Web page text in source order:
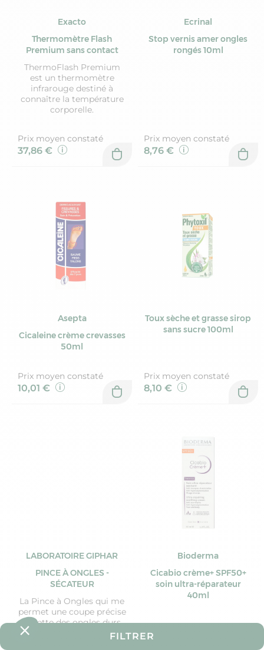
FILTRER
Exacto
Thermomètre Flash
Premium sans contact
ThermoFlash Premium
est un thermomètre
infrarouge destiné à
connaître la température
corporelle.
Prix moyen constaté
37,86 €
Ecrinal
Stop vernis amer ongles
rongés 10ml
Prix moyen constaté
8,76 €
Asepta
Cicaleine crème crevasses
50ml
Prix moyen constaté
10,01 €
Toux sèche et grasse sirop
sans sucre 100ml
Prix moyen constaté
8,10 €
LABORATOIRE GIPHAR
PINCE À ONGLES -
SÉCATEUR
La Pince à Ongles qui me
permet une coupe précise
et nette des ongles durs.
Bioderma
Cicabio crème+ SPF50+
soin ultra-réparateur
40ml